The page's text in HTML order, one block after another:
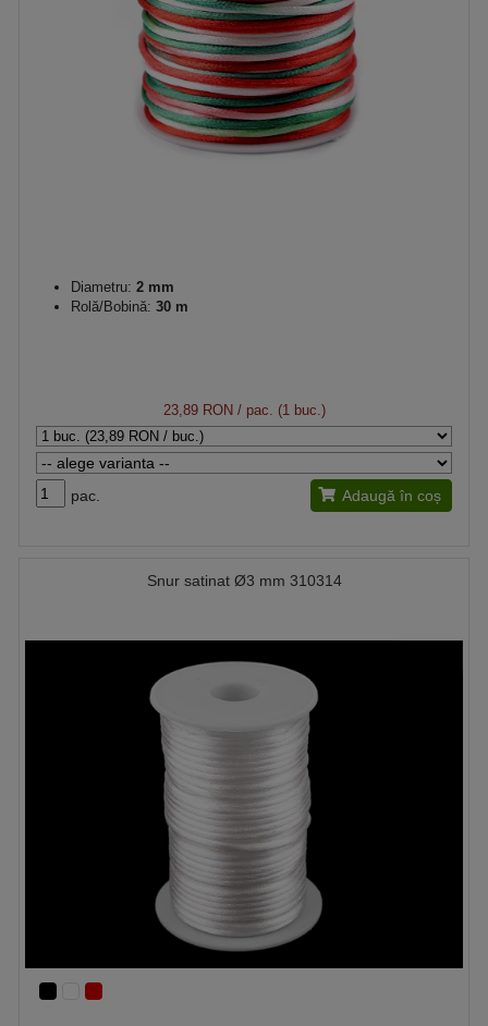
Diametru: 2 mm
Rolă/Bobină: 30 m
23,89 RON/ pac. (1 buc.)
pac. Adaugă în coș
Snur satinat Ø3 mm 310314